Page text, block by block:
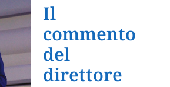
Il
commento
del
direttore